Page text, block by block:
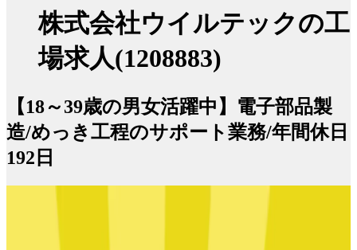
株式会社ウイルテックの工
場求人(1208883)
【18～39歳の男女活躍中】電子部品製
造/めっき工程のサポート業務/年間休日
192日